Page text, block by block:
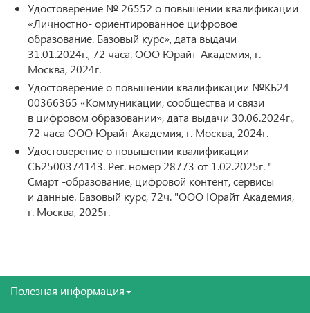
Удостоверение № 26552 о повышении квалификации
«Личностно- ориентированное цифровое
образование. Базовый курс», дата выдачи
31.01.2024г., 72 часа. ООО Юрайт-Академия, г.
Москва, 2024г.
Удостоверение о повышении квалификации №КБ24
00366365 «Коммуникации, сообщества и связи
в цифровом образовании», дата выдачи 30.06.2024г.,
72 часа ООО Юрайт Академия, г. Москва, 2024г.
Удостоверение о повышении квалификации
СБ2500374143. Рег. номер 28773 от 1.02.2025г. "
Смарт -образование, цифровой контент, сервисы
и данные. Базовый курс, 72ч. "ООО Юрайт Академия,
г. Москва, 2025г.
Полезная информация